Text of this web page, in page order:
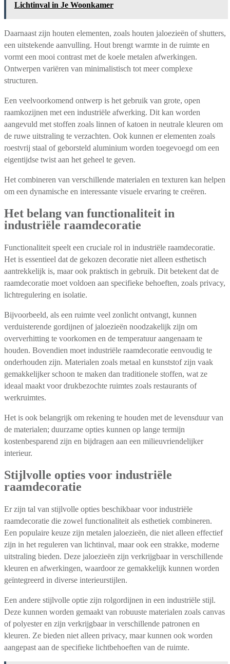
Lichtinval in Je Woonkamer
Daarnaast zijn houten elementen, zoals houten jaloezieën of shutters,
een uitstekende aanvulling. Hout brengt warmte in de ruimte en
vormt een mooi contrast met de koele metalen afwerkingen.
Ontwerpen variëren van minimalistisch tot meer complexe
structuren.
Een veelvoorkomend ontwerp is het gebruik van grote, open
raamkozijnen met een industriële afwerking. Dit kan worden
aangevuld met stoffen zoals linnen of katoen in neutrale kleuren om
de ruwe uitstraling te verzachten. Ook kunnen er elementen zoals
roestvrij staal of geborsteld aluminium worden toegevoegd om een
eigentijdse twist aan het geheel te geven.
Het combineren van verschillende materialen en texturen kan helpen
om een dynamische en interessante visuele ervaring te creëren.
Het belang van functionaliteit in
industriële raamdecoratie
Functionaliteit speelt een cruciale rol in industriële raamdecoratie.
Het is essentieel dat de gekozen decoratie niet alleen esthetisch
aantrekkelijk is, maar ook praktisch in gebruik. Dit betekent dat de
raamdecoratie moet voldoen aan specifieke behoeften, zoals privacy,
lichtregulering en isolatie.
Bijvoorbeeld, als een ruimte veel zonlicht ontvangt, kunnen
verduisterende gordijnen of jaloezieën noodzakelijk zijn om
oververhitting te voorkomen en de temperatuur aangenaam te
houden. Bovendien moet industriële raamdecoratie eenvoudig te
onderhouden zijn. Materialen zoals metaal en kunststof zijn vaak
gemakkelijker schoon te maken dan traditionele stoffen, wat ze
ideaal maakt voor drukbezochte ruimtes zoals restaurants of
werkruimtes.
Het is ook belangrijk om rekening te houden met de levensduur van
de materialen; duurzame opties kunnen op lange termijn
kostenbesparend zijn en bijdragen aan een milieuvriendelijker
interieur.
Stijlvolle opties voor industriële
raamdecoratie
Er zijn tal van stijlvolle opties beschikbaar voor industriële
raamdecoratie die zowel functionaliteit als esthetiek combineren.
Een populaire keuze zijn metalen jaloezieën, die niet alleen effectief
zijn in het reguleren van lichtinval, maar ook een strakke, moderne
uitstraling bieden. Deze jaloezieën zijn verkrijgbaar in verschillende
kleuren en afwerkingen, waardoor ze gemakkelijk kunnen worden
geïntegreerd in diverse interieurstijlen.
Een andere stijlvolle optie zijn rolgordijnen in een industriële stijl.
Deze kunnen worden gemaakt van robuuste materialen zoals canvas
of polyester en zijn verkrijgbaar in verschillende patronen en
kleuren. Ze bieden niet alleen privacy, maar kunnen ook worden
aangepast aan de specifieke lichtbehoeften van de ruimte.